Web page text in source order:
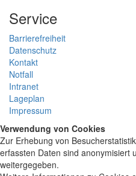
Service
Barrierefreiheit
Datenschutz
Kontakt
Notfall
Intranet
Lageplan
Impressum
Verwendung von Cookies
Zur Erhebung von
erfassten Daten sind anonymisiert
weitergegeben.